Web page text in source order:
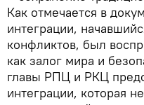
Как отмечается в
интеграции,
конфликтов, был
как залог мира и
главы РПЦ и РКЦ
интеграции, которая